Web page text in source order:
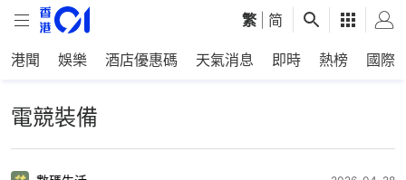
繁 简
港聞 娛樂 酒店優惠碼 天氣消息 即時 熱榜 國際
電競裝備